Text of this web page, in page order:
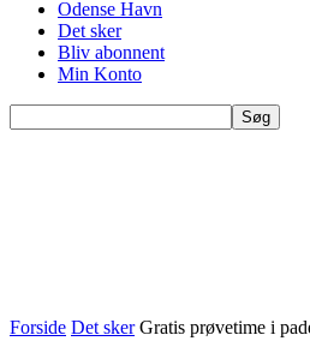
Odense Havn
Det sker
Bliv abonnent
Min Konto
Forside Det sker Gratis prøvetime i